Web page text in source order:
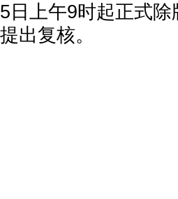
5日上午9时起正式
提出复核。